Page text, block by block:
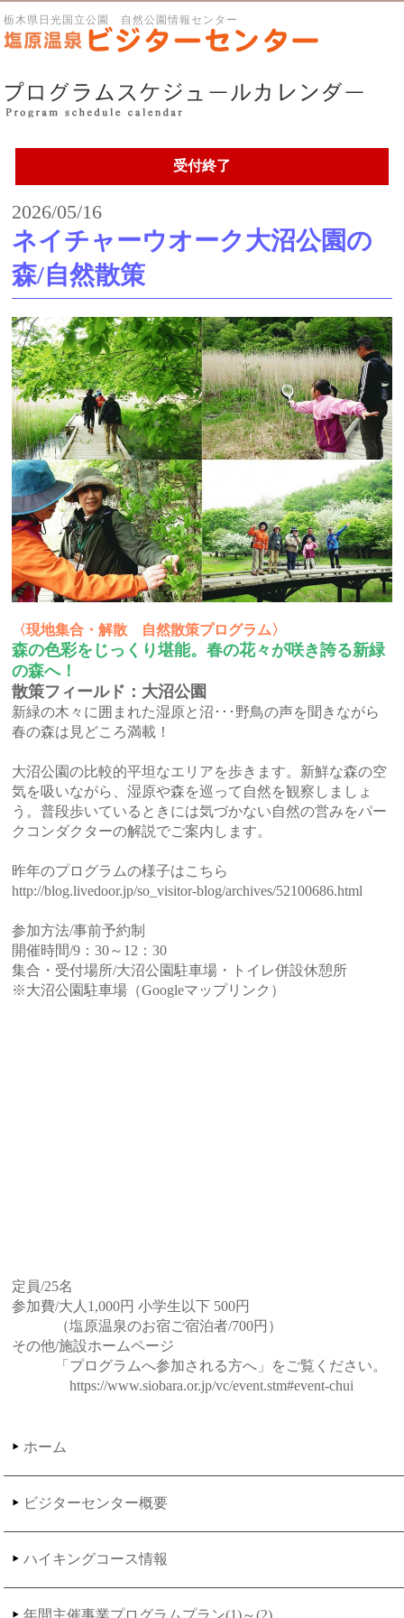
栃木県日光国立公園 自然公園情報センター
受付終了
2026/05/16
ネイチャーウオーク大沼公園の
森/自然散策
〈現地集合・解散 自然散策プログラム〉
森の色彩をじっくり堪能。春の花々が咲き誇る新緑
の森へ！
散策フィールド：大沼公園
新緑の木々に囲まれた湿原と沼･･･野鳥の声を聞きながら
春の森は見どころ満載！
大沼公園の比較的平坦なエリアを歩きます。新鮮な森の空
気を吸いながら、湿原や森を巡って自然を観察しましょ
う。普段歩いているときには気づかない自然の営みをパー
クコンダクターの解説でご案内します。
昨年のプログラムの様子はこちら
http://blog.livedoor.jp/so_visitor-blog/archives/52100686.html
参加方法/事前予約制
開催時間/9：30～12：30
集合・受付場所/大沼公園駐車場・トイレ併設休憩所
※大沼公園駐車場（Googleマップリンク）
定員/25名
参加費/大人1,000円 小学生以下 500円
（塩原温泉のお宿ご宿泊者/700円）
その他/施設ホームページ
「プログラムへ参加される方へ」をご覧ください。
https://www.siobara.or.jp/vc/event.stm#event-chui
ホーム
ビジターセンター概要
ハイキングコース情報
年間主催事業プログラムプラン(1)～(2)